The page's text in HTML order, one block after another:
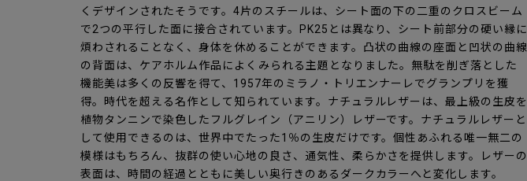
くデザインされたそうです。4片のスチールは、シート面の下の二重のクロスビーム
で2つの平行した面に接合されています。PK25とは異なり、シート前部分の硬い縁に
煩わされることなく、身体を休めることができます。凸状の曲線の座面と凹状の曲線
の背面は、ケアホルム作品によくみられる主題となりました。無駄を削ぎ落とした
機能美は多くの反響を得て、1957年のミラノ・トリエンナーレでグランプリを獲
得。時代を超える名作として知られています。ナチュラルレザーは、最上級の生皮を
植物タンニンで染色したフルグレイン（アニリン）レザーです。ナチュラルレザーと
して使用できるのは、世界中でたった1％の生皮だけです。個性あふれる唯一無二の
模様はもちろん、抜群の使い心地の良さ、通気性、柔らかさを提供します。レザーの
表面は、時間の経過とともに美しい奥行きのあるダークカラーへと変化します。